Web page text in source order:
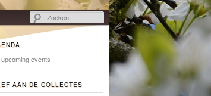
Zoeken
upcoming events
AAN DE COLLECTES